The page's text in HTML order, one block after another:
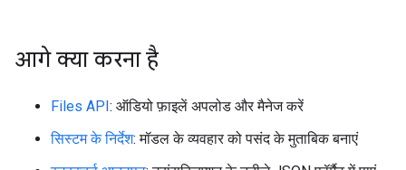
आगे क्या करना है
Files API: ऑडियो फ़ाइलें अपलोड और मैनेज करें
सिस्टम के निर्देश: मॉडल के व्यवहार को पसंद के मुताबिक बनाएं